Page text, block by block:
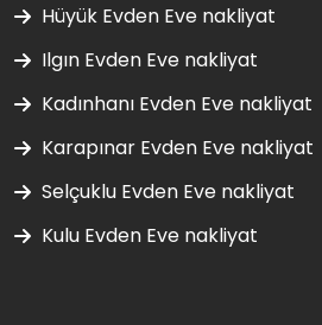
Hüyük Evden Eve nakliyat
Ilgın Evden Eve nakliyat
Kadınhanı Evden Eve nakliyat
Karapınar Evden Eve nakliyat
Selçuklu Evden Eve nakliyat
Kulu Evden Eve nakliyat